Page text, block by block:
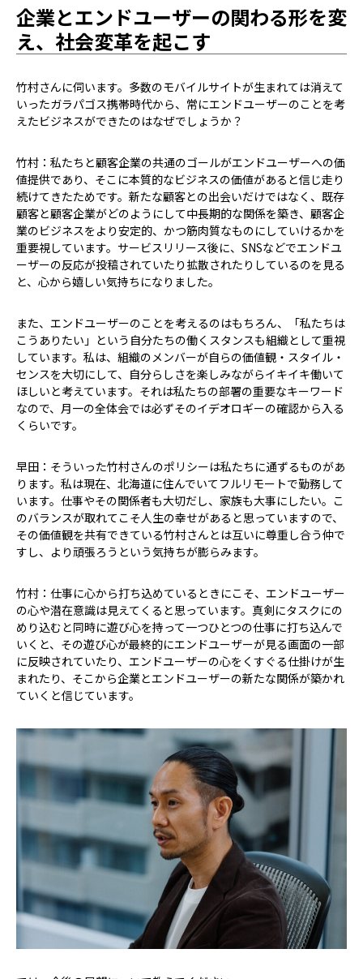
企業とエンドユーザーの関わる形を変
え、社会変革を起こす
――竹村さんに伺います。多数のモバイルサイトが生まれては消えて
いったガラパゴス携帯時代から、常にエンドユーザーのことを考
えたビジネスができたのはなぜでしょうか？
竹村：私たちと顧客企業の共通のゴールがエンドユーザーへの価
値提供であり、そこに本質的なビジネスの価値があると信じ走り
続けてきたためです。新たな顧客との出会いだけではなく、既存
顧客と顧客企業がどのようにして中長期的な関係を築き、顧客企
業のビジネスをより安定的、かつ筋肉質なものにしていけるかを
重要視しています。サービスリリース後に、SNSなどでエンドユ
ーザーの反応が投稿されていたり拡散されたりしているのを見る
と、心から嬉しい気持ちになりました。
また、エンドユーザーのことを考えるのはもちろん、「私たちは
こうありたい」という自分たちの働くスタンスも組織として重視
しています。私は、組織のメンバーが自らの価値観・スタイル・
センスを大切にして、自分らしさを楽しみながらイキイキ働いて
ほしいと考えています。それは私たちの部署の重要なキーワード
なので、月一の全体会では必ずそのイデオロギーの確認から入る
くらいです。
早田：そういった竹村さんのポリシーは私たちに通ずるものがあ
ります。私は現在、北海道に住んでいてフルリモートで勤務して
います。仕事やその関係者も大切だし、家族も大事にしたい。こ
のバランスが取れてこそ人生の幸せがあると思っていますので、
その価値観を共有できている竹村さんとは互いに尊重し合う仲で
すし、より頑張ろうという気持ちが膨らみます。
竹村：仕事に心から打ち込めているときにこそ、エンドユーザー
の心や潜在意識は見えてくると思っています。真剣にタスクにの
めり込むと同時に遊び心を持って一つひとつの仕事に打ち込んで
いくと、その遊び心が最終的にエンドユーザーが見る画面の一部
に反映されていたり、エンドユーザーの心をくすぐる仕掛けが生
まれたり、そこから企業とエンドユーザーの新たな関係が築かれ
ていくと信じています。